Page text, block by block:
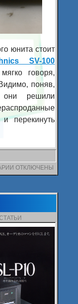
юнита стоит
SV-100
говоря,
поняв,
решили
перекинуть
К
ЗАПИСИ
ОТКЛЮЧЕНЫ